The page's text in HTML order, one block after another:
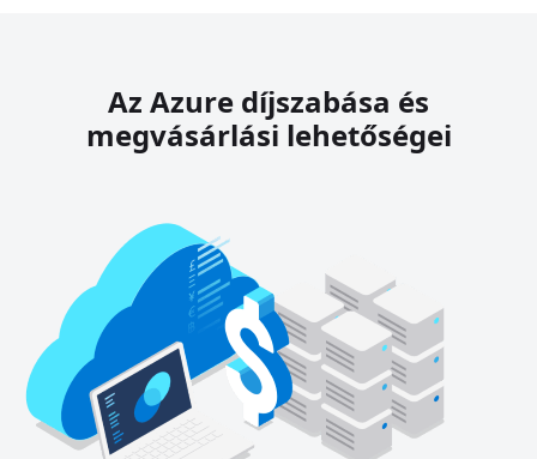
Az Azure díjszabása és
megvásárlási lehetőségei